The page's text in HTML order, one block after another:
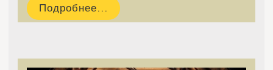
Подробнее...